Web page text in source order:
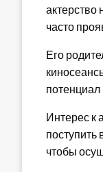
актерство
часто
Его
Интерес к
поступить
чтобы